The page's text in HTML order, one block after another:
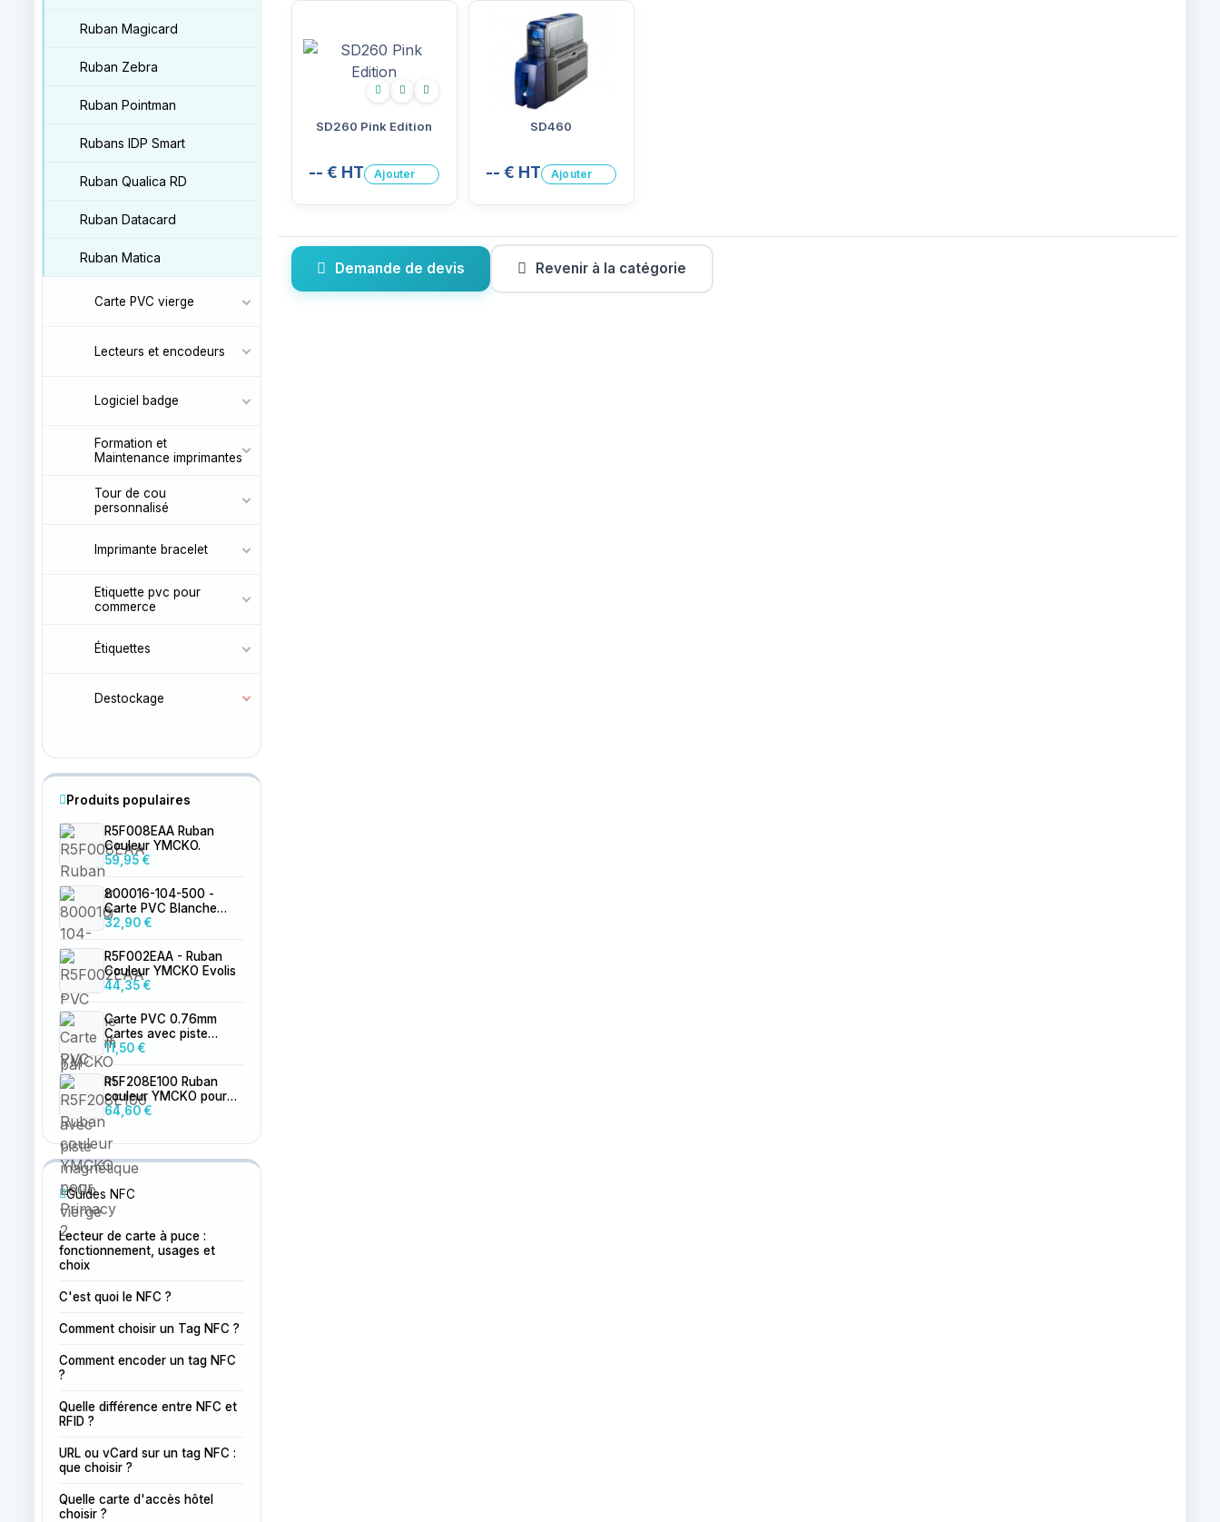
Ruban Magicard
Ruban Zebra
Ruban Pointman
Rubans IDP Smart
Ruban Qualica RD
Ruban Datacard
Ruban Matica
Carte PVC vierge
Lecteurs et encodeurs
Logiciel badge
Formation et
Maintenance imprimantes
Tour de cou
personnalisé
Imprimante bracelet
Etiquette pvc pour
commerce
Étiquettes
Destockage
Produits populaires
R5F008EAA Ruban
Couleur YMCKO.
59,95 €
800016-104-500 -
Carte PVC Blanche
0.76mm par 500
32,90 €
R5F002EAA - Ruban
Couleur YMCKO Evolis
44,35 €
Carte PVC 0.76mm
Cartes avec piste
magnétique LoCo
vierge
11,50 €
R5F208E100 Ruban
couleur YMCKO pour
Primacy 2
64,60 €
Guides NFC
Lecteur de carte à puce :
fonctionnement, usages et
choix
C'est quoi le NFC ?
Comment choisir un Tag NFC ?
Comment encoder un tag NFC
?
Quelle différence entre NFC et
RFID ?
URL ou vCard sur un tag NFC :
que choisir ?
Quelle carte d'accès hôtel
choisir ?
Écologique
Biodégradable
Recyclé
SD260 Pink Edition
-- € HT Ajouter
SD460
-- € HT Ajouter
Demande de devis Revenir à la catégorie